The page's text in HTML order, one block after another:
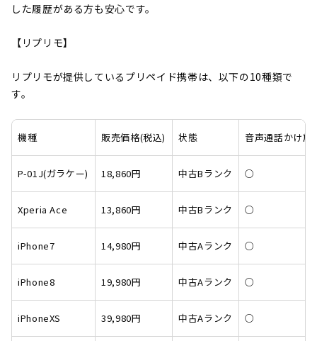
した履歴がある方も安心です。
【リプリモ】
リプリモが提供しているプリペイド携帯は、以下の10種類で
す。
機種 販売価格(税込) 状態 音声通話かけ放
P-01J(ガラケー) 18,860円 中古Bランク ○
Xperia Ace 13,860円 中古Bランク ○
iPhone7 14,980円 中古Aランク ○
iPhone8 19,980円 中古Aランク ○
iPhoneXS 39,980円 中古Aランク ○